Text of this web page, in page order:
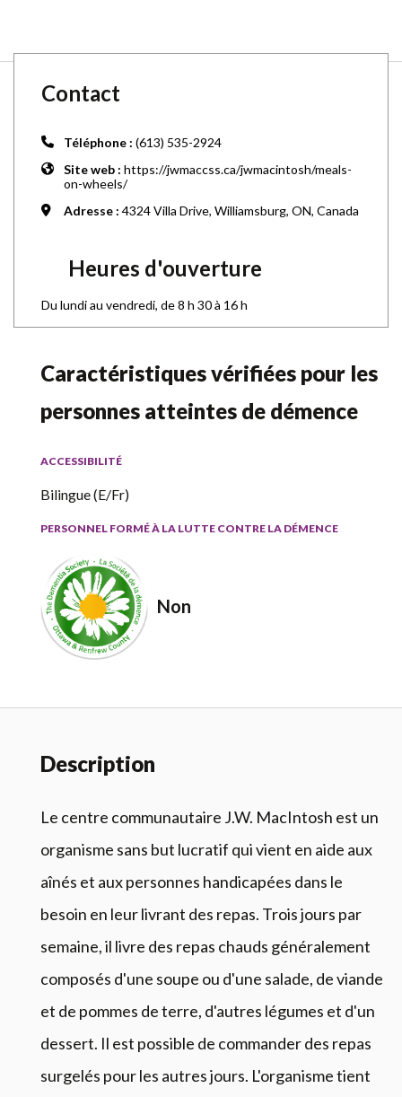
Contact
Téléphone : (613) 535-2924
Site web : https://jwmaccss.ca/jwmacintosh/meals-
on-wheels/
Adresse : 4324 Villa Drive, Williamsburg, ON, Canada
Heures d'ouverture
Du lundi au vendredi, de 8 h 30 à 16 h
Caractéristiques vérifiées pour les
personnes atteintes de démence
ACCESSIBILITÉ
Bilingue (E/Fr)
PERSONNEL FORMÉ À LA LUTTE CONTRE LA DÉMENCE
Non
Description
Le centre communautaire J.W. MacIntosh est un
organisme sans but lucratif qui vient en aide aux
aînés et aux personnes handicapées dans le
besoin en leur livrant des repas. Trois jours par
semaine, il livre des repas chauds généralement
composés d'une soupe ou d'une salade, de viande
et de pommes de terre, d'autres légumes et d'un
dessert. Il est possible de commander des repas
surgelés pour les autres jours. L'organisme tient